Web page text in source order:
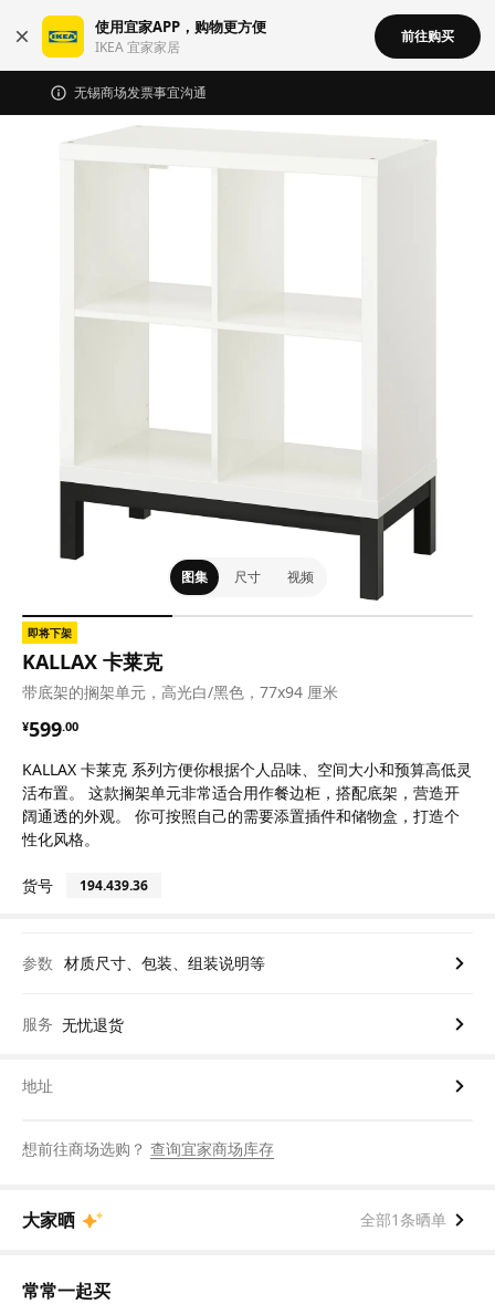
使用宜家APP，购物更方便
IKEA 宜家家居
前往购买
无锡商场发票事宜沟通
图集 尺寸 视频
即将下架
KALLAX 卡莱克
带底架的搁架单元，高光白/黑色，77x94 厘米
¥599.00
¥ 599.00
KALLAX 卡莱克 系列方便你根据个人品味、空间大小和预算高低灵
活布置。 这款搁架单元非常适合用作餐边柜，搭配底架，营造开
阔通透的外观。 你可按照自己的需要添置插件和储物盒，打造个
性化风格。
货号 194.439.36
参数 材质尺寸、包装、组装说明等
服务 无忧退货
地址
想前往商场选购？ 查询宜家商场库存
大家晒 全部1条晒单
常常一起买